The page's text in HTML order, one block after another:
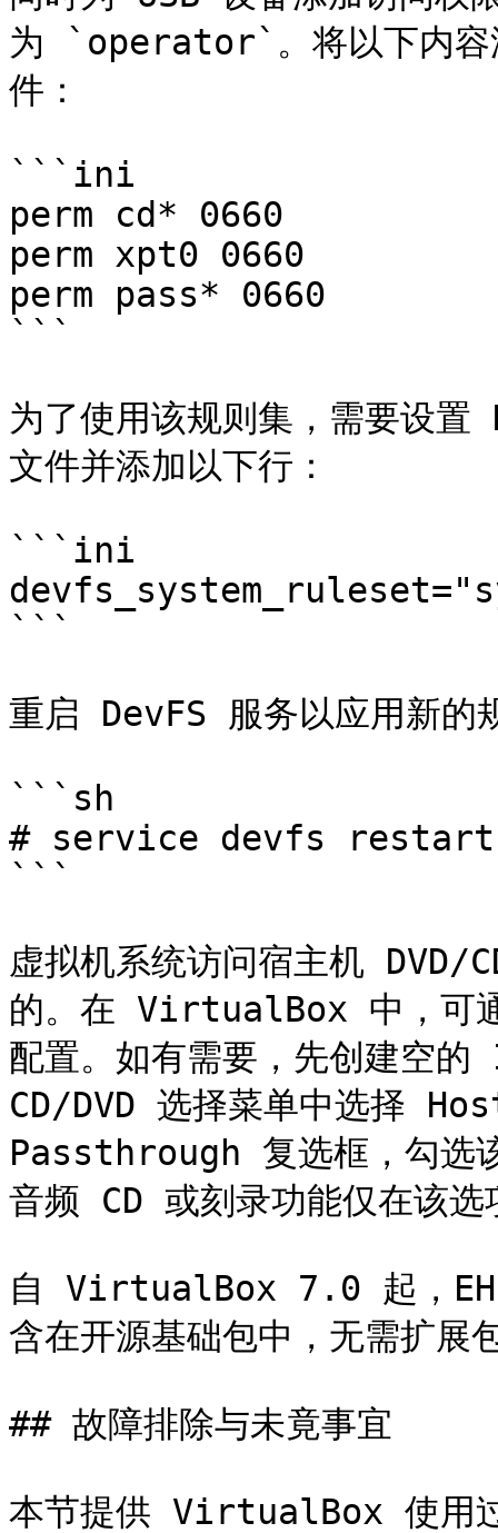
为 `operator`。将以下
件：
```ini
perm cd* 0660
perm xpt0 0660
perm pass* 0660
```
为了使用该规则集，需要
文件并添加以下行：
```ini
```
重启 DevFS 服务以应用新的
```sh
# service devfs restart
```
虚拟机系统访问宿主机 DVD/
的。在 VirtualBox 中，可
配置。如有需要，先创建空
CD/DVD 选择菜单中选择
Passthrough 复选框，勾选
音频 CD 或刻录功能仅在该选
自 VirtualBox 7.0 起，
含在开源基础包中，无需扩
## 故障排除与未竟事宜
本节提供 VirtualBox 使用过